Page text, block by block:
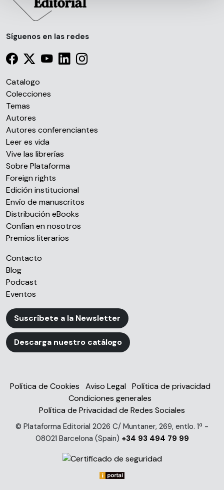
consentimiento en cualquier momento en la Declaración
de cookies.
Las cookies de este sitio web se usan para personalizar
el contenido y los anuncios, ofrecer funciones de redes
sociales y analizar el tráfico. Además, compartimos
información sobre el uso que haga del sitio web con
nuestros partners de redes sociales, publicidad y análisis
web, quienes pueden combinarla con otra información
que les haya proporcionado o que hayan recopilado a
partir del uso que haya hecho de sus servicios.
Síguenos en las redes
Catalogo
Colecciones
Temas
Autores
Autores conferenciantes
Leer es vida
Vive las librerías
Sobre Plataforma
Foreign rights
Edición institucional
Envío de manuscritos
Distribución eBooks
Confían en nosotros
Premios literarios
Contacto
Blog
Podcast
Eventos
Suscríbete a la Newsletter
Descarga nuestro catálogo
Política de Cookies Aviso Legal
Política de privacidad
Condiciones generales
Política de Privacidad de Redes Sociales
© Plataforma Editorial 2026 C/ Muntaner, 269, entlo. 1ª -
08021 Barcelona (Spain) +34 93 494 79 99